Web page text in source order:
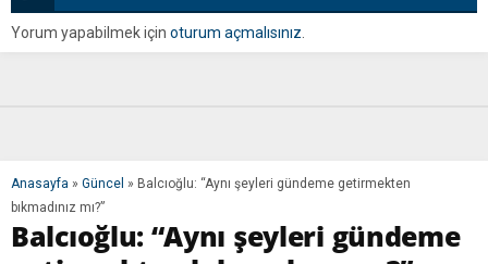
Yorum yapabilmek için oturum açmalısınız.
Anasayfa » Güncel » Balcıoğlu: “Aynı şeyleri gündeme getirmekten
bıkmadınız mı?”
Balcıoğlu: “Aynı şeyleri gündeme